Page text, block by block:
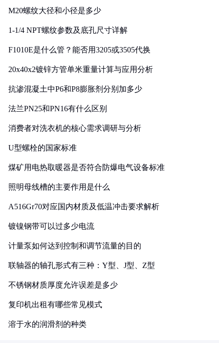
M20螺纹大径和小径是多少
1-1/4 NPT螺纹参数及底孔尺寸详解
F1010E是什么管？能否用3205或3505代换
20x40x2镀锌方管单米重量计算与应用分析
抗渗混凝土中P6和P8膨胀剂分别加多少
法兰PN25和PN16有什么区别
消费者对洗衣机的核心需求调研与分析
U型螺栓的国家标准
煤矿用电热取暖器是否符合防爆电气设备标准
照明母线槽的主要作用是什么
A516Gr70对应国内材质及低温冲击要求解析
镀镍钢带可以过多少电流
计量泵如何达到控制和调节流量的目的
联轴器的轴孔形式有三种：Y型、J型、Z型
不锈钢材质厚度允许误差是多少
复印机出租有哪些常见模式
溶于水的润滑剂的种类